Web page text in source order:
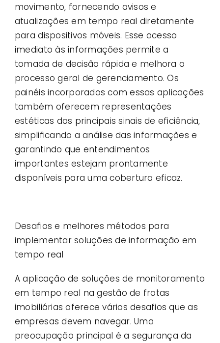
movimento, fornecendo avisos e
atualizações em tempo real diretamente
para dispositivos móveis. Esse acesso
imediato às informações permite a
tomada de decisão rápida e melhora o
processo geral de gerenciamento. Os
painéis incorporados com essas aplicações
também oferecem representações
estéticas dos principais sinais de eficiência,
simplificando a análise das informações e
garantindo que entendimentos
importantes estejam prontamente
disponíveis para uma cobertura eficaz.
Desafios e melhores métodos para
implementar soluções de informação em
tempo real
A aplicação de soluções de monitoramento
em tempo real na gestão de frotas
imobiliárias oferece vários desafios que as
empresas devem navegar. Uma
preocupação principal é a segurança da